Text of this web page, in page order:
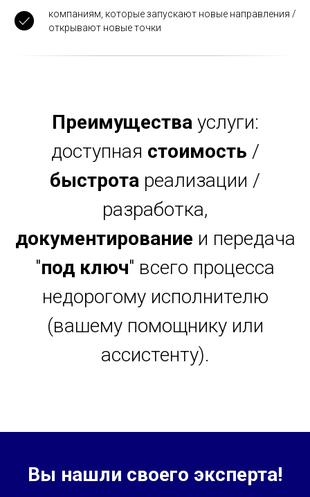
компаниям, которые запускают новые направления /
открывают новые точки
Преимущества услуги:
доступная стоимость /
быстрота реализации /
разработка,
документирование и передача
"под ключ" всего процесса
недорогому исполнителю
(вашему помощнику или
ассистенту).
Вы нашли своего эксперта!